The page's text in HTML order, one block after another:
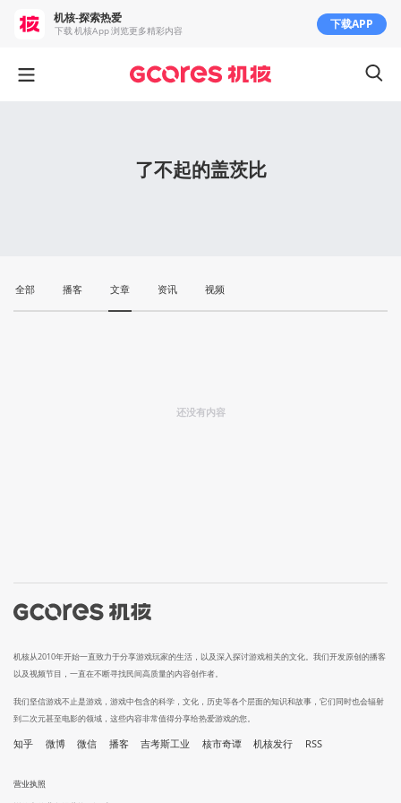
了不起的盖茨比
全部 播客 文章 资讯 视频
还没有内容
机核从2010年开始一直致力于分享游戏玩家的生活，以及深入探讨游戏相关的文化。我们开发原创的播客
以及视频节目，一直在不断寻找民间高质量的内容创作者。
我们坚信游戏不止是游戏，游戏中包含的科学，文化，历史等各个层面的知识和故事，它们同时也会辐射
到二次元甚至电影的领域，这些内容非常值得分享给热爱游戏的您。
知乎 微博 微信 播客 吉考斯工业 核市奇谭 机核发行 RSS
营业执照
机核-探索热爱
下载 机核App 浏览更多精彩内容 下载APP